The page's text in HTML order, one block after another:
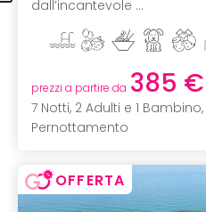
dall’incantevole ...
prezzi a partire da 385 €
7 Notti, 2 Adulti e 1 Bambino,
Pernottamento
OFFERTA